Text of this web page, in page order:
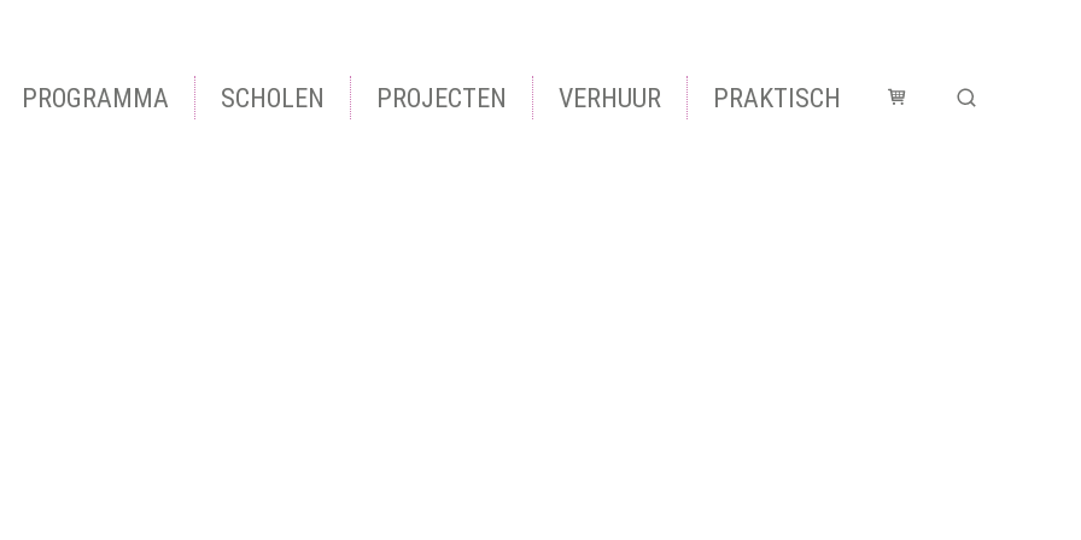
PROGRAMMA SCHOLEN PROJECTEN VERHUUR PRAKTISCH Winkelmandje
Zoek tonen